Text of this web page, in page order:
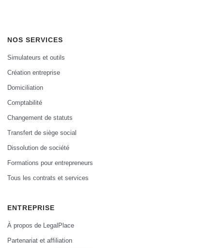
NOS SERVICES
Simulateurs et outils
Création entreprise
Domiciliation
Comptabilité
Changement de statuts
Transfert de siège social
Dissolution de société
Formations pour entrepreneurs
Tous les contrats et services
ENTREPRISE
À propos de LegalPlace
Partenariat et affiliation